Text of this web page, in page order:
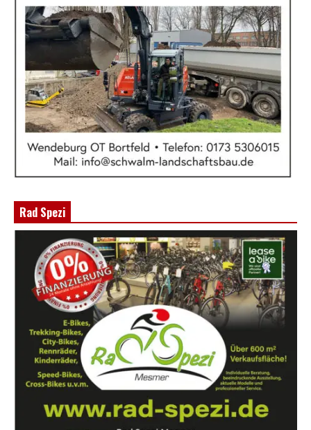
Rad Spezi